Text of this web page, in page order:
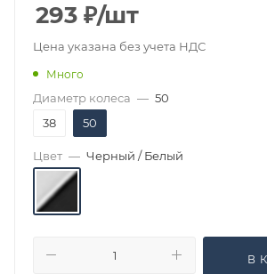
293 ₽/шт
Цена указана без учета НДС
Много
Диаметр колеса — 50
38
50
Цвет — Черный / Белый
В